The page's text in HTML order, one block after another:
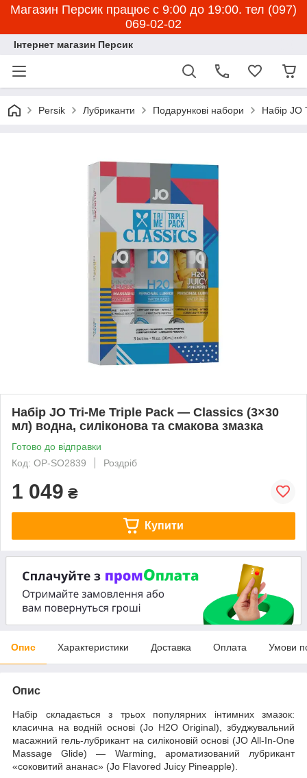
Магазин Персик працює с 9:00 до 19:00. тел (097)
069-02-02
Інтернет магазин Персик
Persik Лубриканти Подарункові набори Набір JO
Набір JO Tri-Me Triple Pack — Classics (3×30
мл) водна, силіконова та смакова змазка
Готово до відправки
Код: OP-SO2839
Роздріб
1 049 ₴
Купити
Опис Характеристики Доставка Оплата Умови
Опис
Набір складається з трьох популярних інтимних змазок:
класична на водній основі (Jo H2O Original), збуджувальний
масажний гель-лубрикант на силіконовій основі (JO All-In-One
Massage Glide) — Warming, ароматизований лубрикант
«соковитий ананас» (Jo Flavored Juicy Pineapple).